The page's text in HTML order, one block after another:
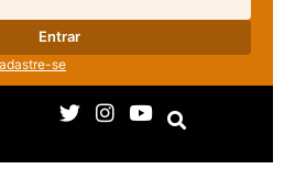
Entrar
se